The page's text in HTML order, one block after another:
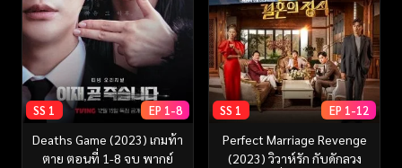
SS 1 EP 1-8
Deaths Game (2023) เกมท้า
ตาย ตอนที่ 1-8 จบ พากย์
SS 1 EP 1-12
Perfect Marriage Revenge
(2023) วิวาห์รัก กับดักลวง